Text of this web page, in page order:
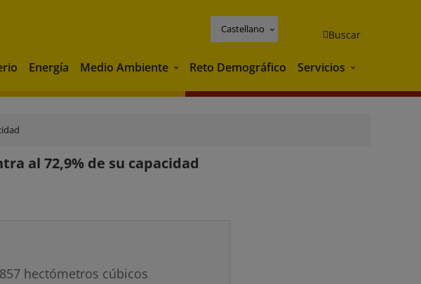
Castellano Buscar
Energía Medio Ambiente Medio Ambiente
Reto Demográfico Servicios Servicios
al 72,9% de su capacidad
hectómetros cúbicos